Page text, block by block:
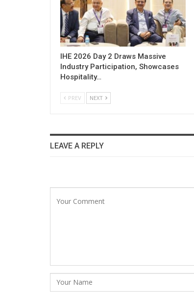
IHE 2026 Day 2 Draws Massive
Industry Participation, Showcases
Hospitality…
PREV NEXT
LEAVE A REPLY